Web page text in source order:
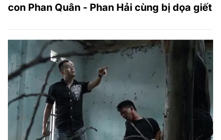
con Phan Quân - Phan Hải cùng bị dọa giết